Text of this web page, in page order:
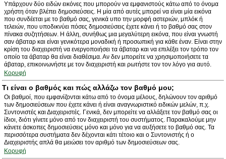
Υπάρχουν δύο ειδών εικόνες που μπορούν να εμφανιστούς κάτω από το όνομα
χρήστη όταν βλέπει δημοσιεύσεις. Η μία από αυτές μπορεί να είναι μία εικόνα
που συνδέεται με το βαθμό σας, γενικά υπο την μορφή αστεριών, μπλόκ ή
τελειών, που υποδικνύει πόσες δημοσιεύσεις έχετε κάνει ή το βαθμό σας στον
πίνακα συζητήσεων. Η άλλη, συνήθως μια μεγαλύτερη εικόνα, που είναι γνωστή
σαν άβαταρ και είναι γενικότερα μοναδική ή προσωπική για κάθε έναν. Είναι στην
κρίση του διαχειριστή να ενεργοποιήσει τα άβαταρ και να επιλέξει τον τρόπο τον
οποίο τα άβαταρ θα είναι διαθέσιμα. Αν δεν μπορείτε να χρησιμοποιήσετε τα
άβαταρ, επικοινωνήστε με τον διαχειριστή και ρωτήστε τον τον λόγο για αυτό.
Κορυφή
Τι είναι ο βαθμός και πώς αλλάζω τον βαθμό μου;
Οι βαθμοί, που εμφανίζονται κάτω από το όνομα μέλους, δηλώνουν τον αριθμό
των δημοσιεύσεων που έχετε κάνει ή είναι αναγνωριστικό ειδικών μελών, π.χ.
Συντονιστές και Διαχειριστές. Γενικά, δεν μπορείτε να αλλάξετε τον βαθμό σας οι
ίδιοι, διότι γίνετε μόνο από τον διαχειριστή του συστήματος. Παρακαλούμε μην
κάνετε άσκοπες δημοσιεύσεις μόνο και μόνο για να αυξήσετε το βαθμό σας. Τα
περισσότερα συστήματα δεν δέχονται κάτι τέτοιο και ο Συντονιστής ή ο
Διαχειριστής απλά θα μειώσει τον αριθμό των δημοσιεύσεων σας.
Κορυφή